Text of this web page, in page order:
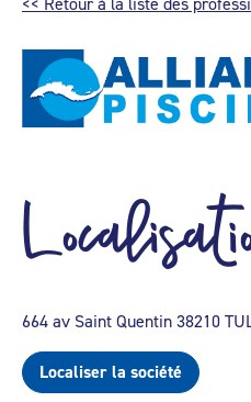
664 av Saint Quentin 38210
Localiser la société